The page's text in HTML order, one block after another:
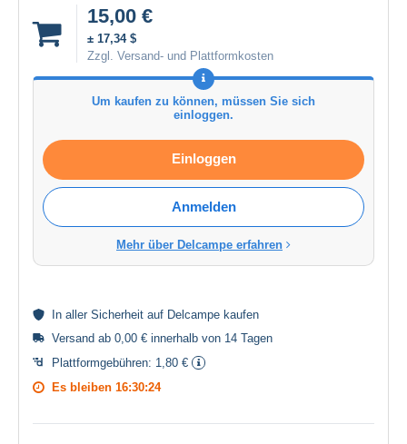
15,00 €
± 17,34 $
Zzgl. Versand- und Plattformkosten
Um kaufen zu können, müssen Sie sich
einloggen.
Einloggen
Anmelden
Mehr über Delcampe erfahren
In aller Sicherheit auf Delcampe kaufen
Versand ab 0,00 € innerhalb von 14 Tagen
Plattformgebühren: 1,80 €
Es bleiben 16:30:24